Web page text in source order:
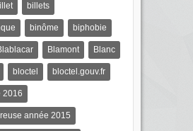
billets
binôme biphobie
Blamont Blanc
bloctel bloctel.gouv.fr
2016
année 2015